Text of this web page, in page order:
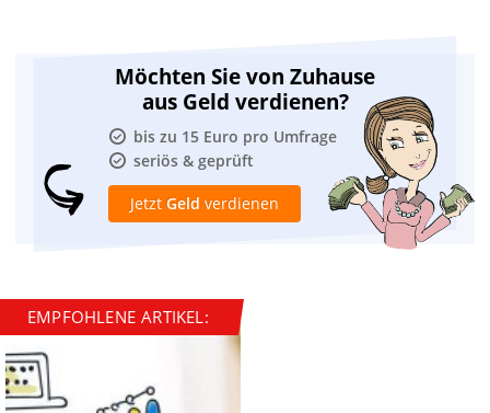
Möchten Sie von Zuhause
aus Geld verdienen?
bis zu 15 Euro pro Umfrage
seriös & geprüft
Jetzt Geld verdienen
EMPFOHLENE ARTIKEL: